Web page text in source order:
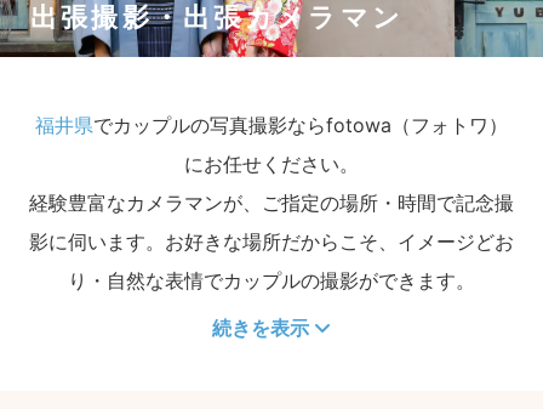
出張撮影・出張カメラマン
福井県でカップルの写真撮影ならfotowa（フォトワ）
にお任せください。
経験豊富なカメラマンが、ご指定の場所・時間で記念撮
影に伺います。お好きな場所だからこそ、イメージどお
り・自然な表情でカップルの撮影ができます。
続きを表示